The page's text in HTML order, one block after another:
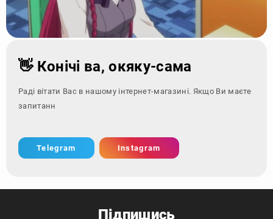
👋 Конічі ва, окяку-сама
Раді вітати Вас в нашому інтернет-магазині. Якщо Ви маєте
запитання - зверніт
Telegram Instagram
Підпишись